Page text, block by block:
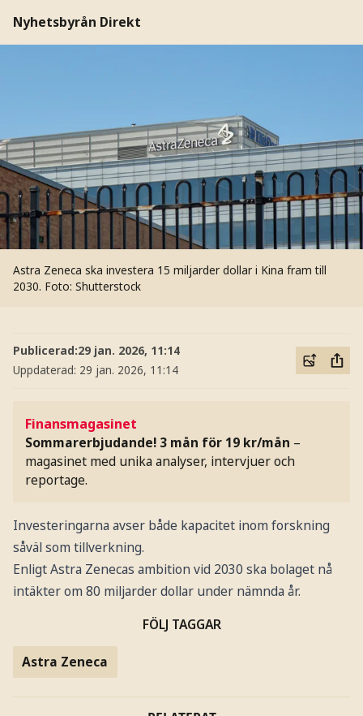
Nyhetsbyrån Direkt
Astra Zeneca ska investera 15 miljarder dollar i Kina fram till
2030. Foto: Shutterstock
Publicerad:29 jan. 2026, 11:14
Uppdaterad: 29 jan. 2026, 11:14
Finansmagasinet
Sommarerbjudande! 3 mån för 19 kr/mån –
magasinet med unika analyser, intervjuer och
reportage.
Investeringarna avser både kapacitet inom forskning
såväl som tillverkning.
Enligt Astra Zenecas ambition vid 2030 ska bolaget nå
intäkter om 80 miljarder dollar under nämnda år.
FÖLJ TAGGAR
Astra Zeneca